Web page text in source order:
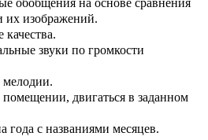
обобщения на основе сравнения
их изображений.
звуки по громкости
двигаться в заданном
с названиями месяцев.